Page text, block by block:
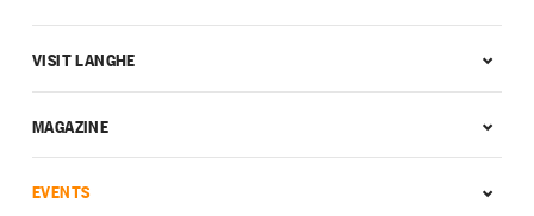
VISIT LANGHE
MAGAZINE
EVENTS